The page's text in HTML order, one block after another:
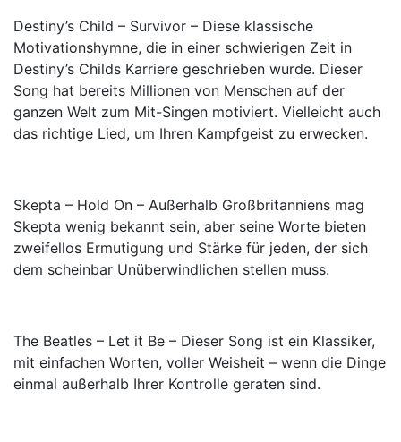
Destiny’s Child – Survivor – Diese klassische
Motivationshymne, die in einer schwierigen Zeit in
Destiny’s Childs Karriere geschrieben wurde. Dieser
Song hat bereits Millionen von Menschen auf der
ganzen Welt zum Mit-Singen motiviert. Vielleicht auch
das richtige Lied, um Ihren Kampfgeist zu erwecken.
Skepta – Hold On – Außerhalb Großbritanniens mag
Skepta wenig bekannt sein, aber seine Worte bieten
zweifellos Ermutigung und Stärke für jeden, der sich
dem scheinbar Unüberwindlichen stellen muss.
The Beatles – Let it Be – Dieser Song ist ein Klassiker,
mit einfachen Worten, voller Weisheit – wenn die Dinge
einmal außerhalb Ihrer Kontrolle geraten sind.